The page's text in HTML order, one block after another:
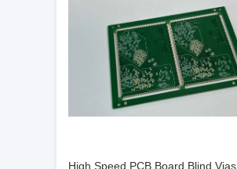
High Speed PCB Board Blind